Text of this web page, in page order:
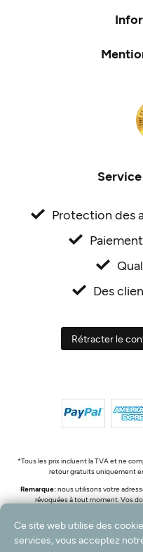
Protection des
Des
Rétracter le
*Tous les prix incluent la TVA et ne
retour gratuits uniquement
Remarque:nous utilisons votre
révoquées à tout moment. Vos
Ce site web utilise des
services, vous acceptez